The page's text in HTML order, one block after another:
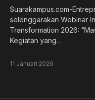
Suarakampus.com-
selenggarakan Webinar
Transformation 2026:
Kegiatan yang…
11 Januari 2026